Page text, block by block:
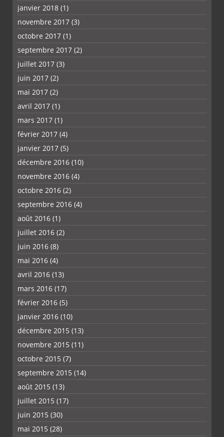
janvier 2018 (1)
novembre 2017 (3)
octobre 2017 (1)
septembre 2017 (2)
juillet 2017 (3)
juin 2017 (2)
mai 2017 (2)
avril 2017 (1)
mars 2017 (1)
février 2017 (4)
janvier 2017 (5)
décembre 2016 (10)
novembre 2016 (4)
octobre 2016 (2)
septembre 2016 (4)
août 2016 (1)
juillet 2016 (2)
juin 2016 (8)
mai 2016 (4)
avril 2016 (13)
mars 2016 (17)
février 2016 (5)
janvier 2016 (10)
décembre 2015 (13)
novembre 2015 (11)
octobre 2015 (7)
septembre 2015 (14)
août 2015 (13)
juillet 2015 (17)
juin 2015 (30)
mai 2015 (28)